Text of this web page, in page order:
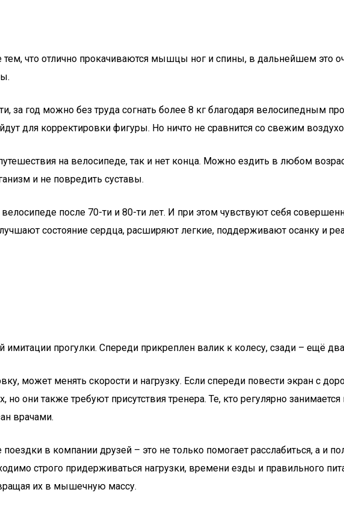
что отлично прокачиваются мышцы ног и спины, в дальнейшем это
за год можно без труда согнать более 8 кг благодаря велосипедным
для корректировки фигуры. Но ничто не сравнится со свежим
на велосипеде, так и нет конца. Можно ездить в любом
и не повредить суставы.
после 70-ти и 80-ти лет. И при этом чувствуют себя
состояние сердца, расширяют легкие, поддерживают осанку и
имитации прогулки. Спереди прикреплен валик к колесу, сзади – ещё
может менять скорости и нагрузку. Если спереди повести экран с
но они также требуют присутствия тренера. Те, кто регулярно
врачами.
в компании друзей – это не только помогает расслабиться, а и
строго придерживаться нагрузки, времени езды и правильного
их в мышечную массу.